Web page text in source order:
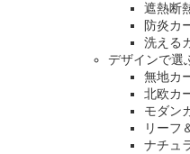
遮熱断
防炎カ
洗える
デザインで選
無地カ
北欧カ
モダン
リーフ
ナチュ